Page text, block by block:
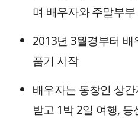
며 배우자와 주말부
2013년 3월경부터
품기 시작
배우자는 동창인 상
받고 1박 2일 여행,